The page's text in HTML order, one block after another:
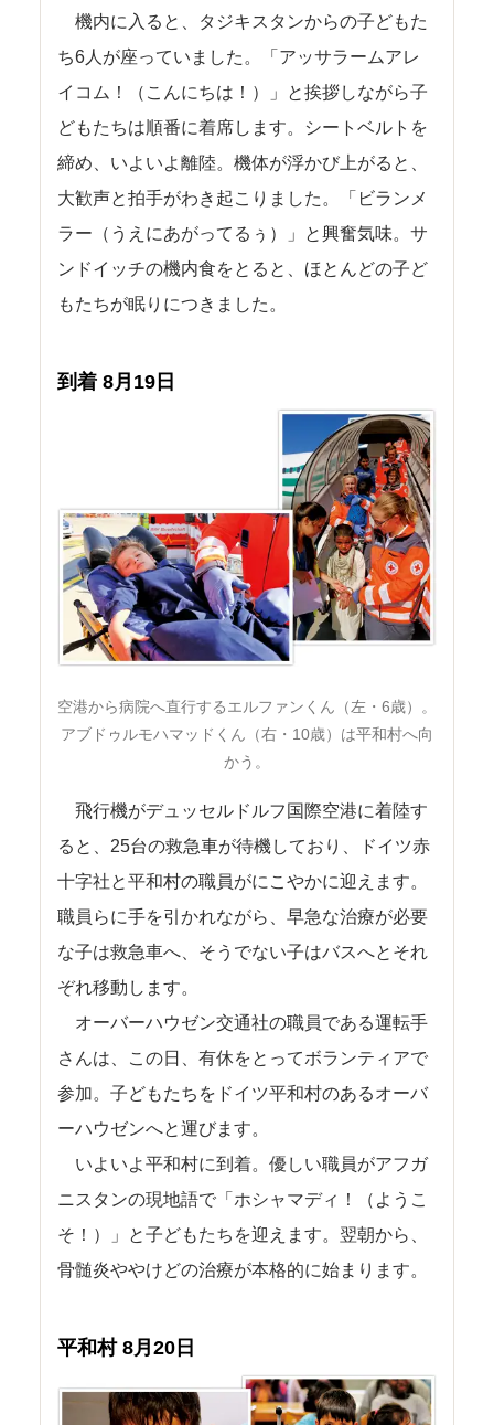
機内に入ると、タジキスタンからの子どもた
ち6人が座っていました。「アッサラームアレ
イコム！（こんにちは！）」と挨拶しながら子
どもたちは順番に着席します。シートベルトを
締め、いよいよ離陸。機体が浮かび上がると、
大歓声と拍手がわき起こりました。「ビランメ
ラー（うえにあがってるぅ）」と興奮気味。サ
ンドイッチの機内食をとると、ほとんどの子ど
もたちが眠りにつきました。
到着 8月19日
空港から病院へ直行するエルファンくん（左・6歳）。
アブドゥルモハマッドくん（右・10歳）は平和村へ向
かう。
飛行機がデュッセルドルフ国際空港に着陸す
ると、25台の救急車が待機しており、ドイツ赤
十字社と平和村の職員がにこやかに迎えます。
職員らに手を引かれながら、早急な治療が必要
な子は救急車へ、そうでない子はバスへとそれ
ぞれ移動します。
オーバーハウゼン交通社の職員である運転手
さんは、この日、有休をとってボランティアで
参加。子どもたちをドイツ平和村のあるオーバ
ーハウゼンへと運びます。
いよいよ平和村に到着。優しい職員がアフガ
ニスタンの現地語で「ホシャマディ！（ようこ
そ！）」と子どもたちを迎えます。翌朝から、
骨髄炎ややけどの治療が本格的に始まります。
平和村 8月20日